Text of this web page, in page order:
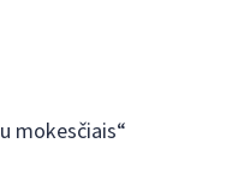
mokesčiais“